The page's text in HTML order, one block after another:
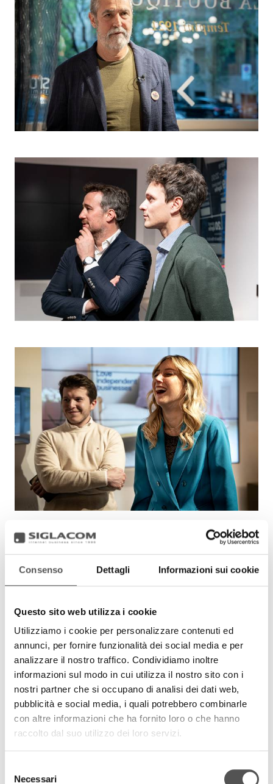
Consenso Dettagli Informazioni sui cookie
Questo sito web utilizza i cookie
Utilizziamo i cookie per personalizzare contenuti ed
annunci, per fornire funzionalità dei social media e per
analizzare il nostro traffico. Condividiamo inoltre
informazioni sul modo in cui utilizza il nostro sito con i
nostri partner che si occupano di analisi dei dati web,
pubblicità e social media, i quali potrebbero combinarle
con altre informazioni che ha fornito loro o che hanno
raccolto dal suo utilizzo dei loro servizi.
delNecessari